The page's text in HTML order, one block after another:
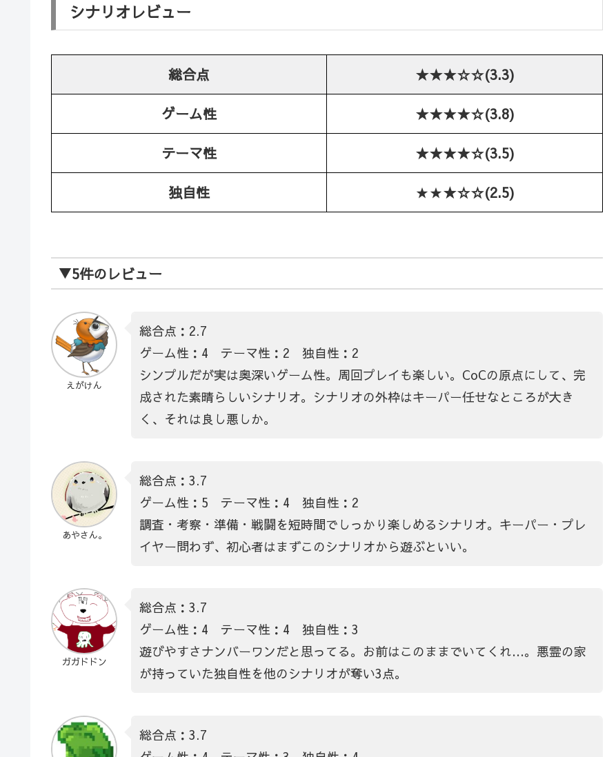
シナリオレビュー
総合点 ★★★☆☆(3.3)
ゲーム性 ★★★★☆(3.8)
テーマ性 ★★★★☆(3.5)
独自性 ★★★☆☆(2.5)
▼5件のレビュー
えがけん
総合点：2.7
ゲーム性：4 テーマ性：2 独自性：2
シンプルだが実は奥深いゲーム性。周回プレイも楽しい。CoCの原点にして、完
成された素晴らしいシナリオ。シナリオの外枠はキーパー任せなところが大き
く、それは良し悪しか。
あやさん。
総合点：3.7
ゲーム性：5 テーマ性：4 独自性：2
調査・考察・準備・戦闘を短時間でしっかり楽しめるシナリオ。キーパー・プレ
イヤー問わず、初心者はまずこのシナリオから遊ぶといい。
ガガドドン
総合点：3.7
ゲーム性：4 テーマ性：4 独自性：3
遊びやすさナンバーワンだと思ってる。お前はこのままでいてくれ…。悪霊の家
が持っていた独自性を他のシナリオが奪い3点。
総合点：3.7